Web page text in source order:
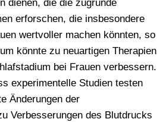
dienen, die die zugrunde
erforschen, die insbesondere
wertvoller machen könnten, so
könnte zu neuartigen Therapien
bei Frauen verbessern.
experimentelle Studien testen
Änderungen der
Verbesserungen des Blutdrucks